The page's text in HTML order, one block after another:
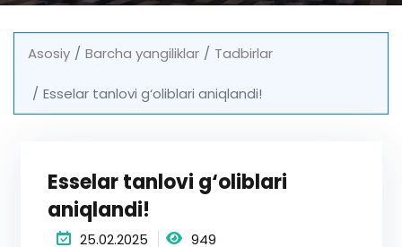
Asosiy Barcha yangiliklar Tadbirlar
Esselar tanlovi g‘oliblari aniqlandi!
Esselar tanlovi g‘oliblari
aniqlandi!
25.02.2025 949